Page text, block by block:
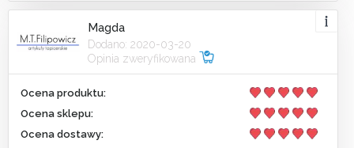
Magda
Dodano: 2020-03-20
Opinia zweryfikowana
Ocena produktu:
Ocena sklepu:
Ocena dostawy: